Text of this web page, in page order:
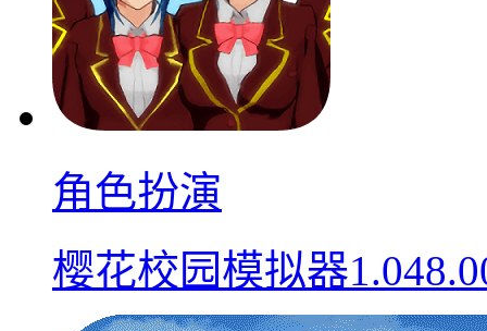
角色扮演
樱花校园模拟器